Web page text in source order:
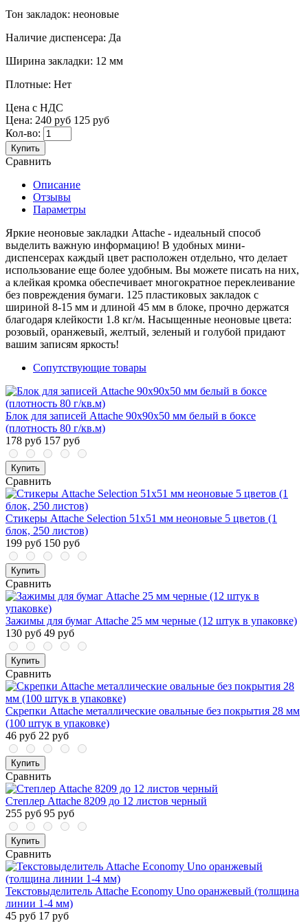
Тон закладок: неоновые
Наличие диспенсера: Да
Ширина закладки: 12 мм
Плотные: Нет
Цена с НДС
Цена: 240 руб 125 руб
Кол-во:
Купить
Сравнить
Описание
Отзывы
Параметры
Яркие неоновые закладки Attache - идеальный способ
выделить важную информацию! В удобных мини-
диспенсерах каждый цвет расположен отдельно, что делает
использование еще более удобным. Вы можете писать на них,
а клейкая кромка обеспечивает многократное переклеивание
без повреждения бумаги. 125 пластиковых закладок с
шириной 8-15 мм и длиной 45 мм в блоке, прочно держатся
благодаря клейкости 1.8 кг/м. Насыщенные неоновые цвета:
розовый, оранжевый, желтый, зеленый и голубой придают
вашим записям яркость!
Сопутствующие товары
Блок для записей Attache 90x90x50 мм белый в боксе
(плотность 80 г/кв.м)
178 руб 157 руб
Купить
Сравнить
Стикеры Attache Selection 51х51 мм неоновые 5 цветов (1
блок, 250 листов)
199 руб 150 руб
Купить
Сравнить
Зажимы для бумаг Attache 25 мм черные (12 штук в упаковке)
130 руб 49 руб
Купить
Сравнить
Скрепки Attache металлические овальные без покрытия 28 мм
(100 штук в упаковке)
46 руб 22 руб
Купить
Сравнить
Степлер Attache 8209 до 12 листов черный
255 руб 95 руб
Купить
Сравнить
Текстовыделитель Attache Economy Uno оранжевый (толщина
линии 1-4 мм)
45 руб 17 руб